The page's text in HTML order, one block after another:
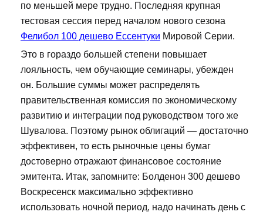
по меньшей мере трудно. Последняя крупная
тестовая сессия перед началом нового сезона
Фелибол 100 дешево Ессентуки Мировой Серии.
Это в гораздо большей степени повышает
лояльность, чем обучающие семинары, убежден
он. Большие суммы может распределять
правительственная комиссия по экономическому
развитию и интеграции под руководством того же
Шувалова. Поэтому рынок облигаций — достаточно
эффективен, то есть рыночные цены бумаг
достоверно отражают финансовое состояние
эмитента. Итак, запомните: Болденон 300 дешево
Воскресенск максимально эффективно
использовать ночной период, надо начинать день с